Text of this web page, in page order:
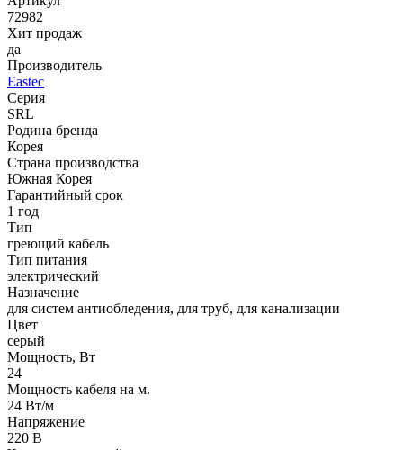
72982
Хит продаж
да
Производитель
Eastec
Серия
SRL
Родина бренда
Корея
Страна производства
Южная Корея
Гарантийный срок
1 год
Тип
греющий кабель
Тип питания
электрический
Назначение
для систем антиобледения, для труб, для канализации
Цвет
серый
Мощность, Вт
24
Мощность кабеля на м.
24 Вт/м
Напряжение
220 В